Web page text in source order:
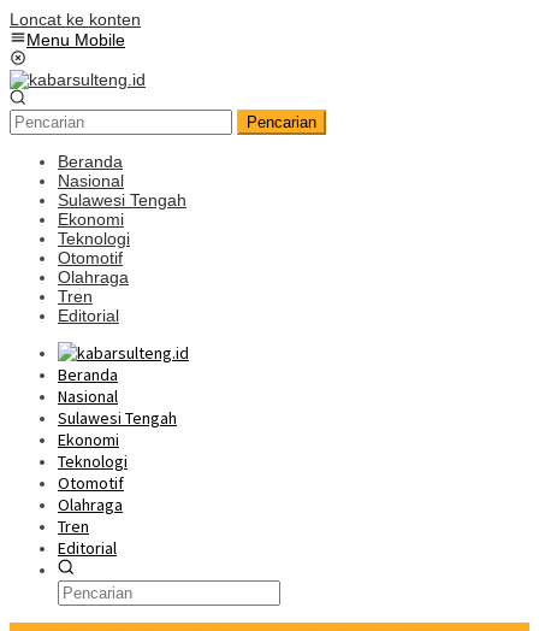
Loncat ke konten
Menu Mobile
Pencarian
Beranda
Nasional
Sulawesi Tengah
Ekonomi
Teknologi
Otomotif
Olahraga
Tren
Editorial
Beranda
Nasional
Sulawesi Tengah
Ekonomi
Teknologi
Otomotif
Olahraga
Tren
Editorial